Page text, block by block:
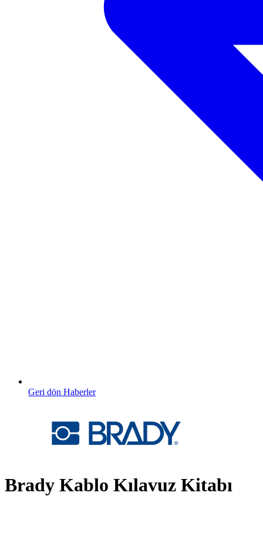
Geri dön Haberler
Brady Kablo Kılavuz Kitabı